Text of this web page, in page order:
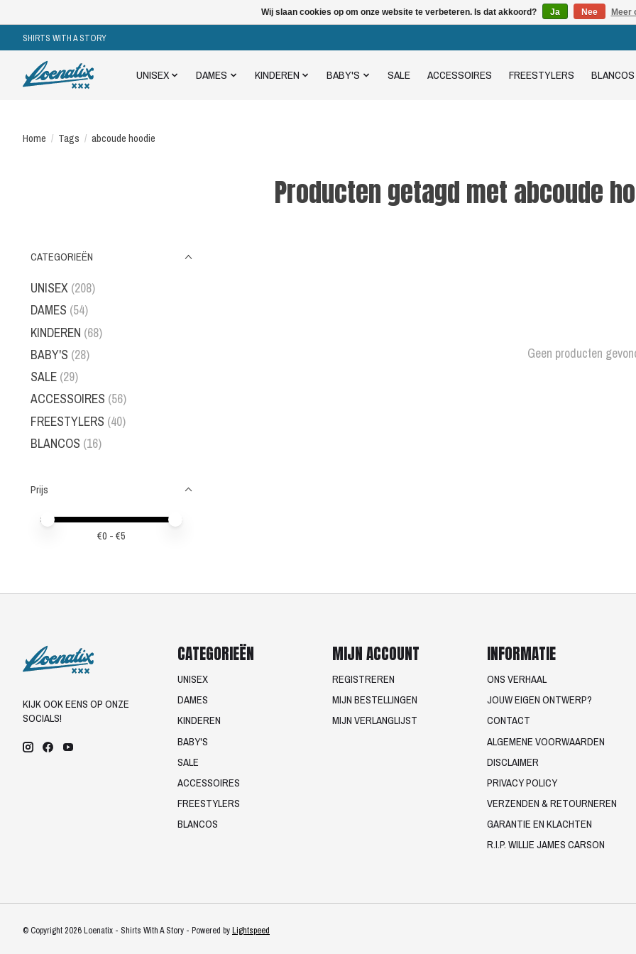
SHIRTS WITH A STORY
UNISEX DAMES KINDEREN BABY'S SALE ACCESSOIRES FREESTYLERS BLANCOS
Home / Tags / abcoude hoodie
Producten getagd met abcoude
CATEGORIEËN
UNISEX (208)
DAMES (54)
KINDEREN (68)
BABY'S (28)
SALE (29)
ACCESSOIRES (56)
FREESTYLERS (40)
BLANCOS (16)
Prijs
Minimale prijswaarde
Price maximum value
€0 - €5
Geen producten
KIJK OOK EENS OP ONZE
SOCIALS!
CATEGORIEËN
UNISEX
DAMES
KINDEREN
BABY'S
SALE
ACCESSOIRES
FREESTYLERS
BLANCOS
MIJN ACCOUNT
REGISTREREN
MIJN BESTELLINGEN
MIJN VERLANGLIJST
INFORMATIE
ONS VERHAAL
JOUW EIGEN ONTWERP?
CONTACT
ALGEMENE VOORWAARDEN
DISCLAIMER
PRIVACY POLICY
VERZENDEN & RETOURNEREN
GARANTIE EN KLACHTEN
R.I.P. WILLIE JAMES CARSON
© Copyright 2026 Loenatix - Shirts With A Story - Powered byLightspeed
Wij slaan cookies op om onze website te verbeteren. Is dat akkoord? Ja Nee Meer